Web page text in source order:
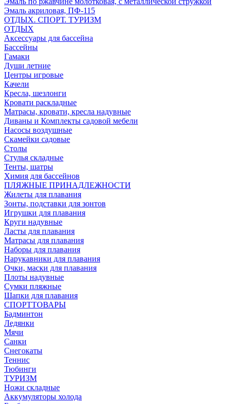
Эмаль акриловая, ПФ-115
ОТДЫХ. СПОРТ. ТУРИЗМ
ОТДЫХ
Аксессуары для бассейна
Бассейны
Гамаки
Души летние
Центры игровые
Качели
Кресла, шезлонги
Кровати раскладные
Матрасы, кровати, кресла надувные
Диваны и Комплекты садовой мебели
Насосы воздушные
Скамейки садовые
Столы
Стулья складные
Тенты, шатры
Химия для бассейнов
ПЛЯЖНЫЕ ПРИНАДЛЕЖНОСТИ
Жилеты для плавания
Зонты, подставки для зонтов
Игрушки для плавания
Круги надувные
Ласты для плавания
Матрасы для плавания
Наборы для плавания
Нарукавники для плавания
Очки, маски для плавания
Плоты надувные
Сумки пляжные
Шапки для плавания
СПОРТТОВАРЫ
Бадминтон
Ледянки
Мячи
Санки
Снегокаты
Теннис
Тюбинги
ТУРИЗМ
Ножи складные
Аккумуляторы холода